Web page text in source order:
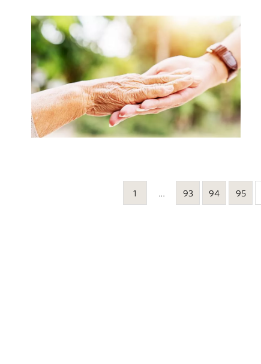
1 … 93 94 95